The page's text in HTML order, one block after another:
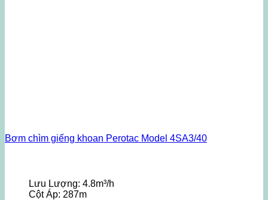
Bơm chìm giếng khoan Perotac Model 4SA3/40
Lưu Lượng: 4.8m³/h
Cột Áp: 287m